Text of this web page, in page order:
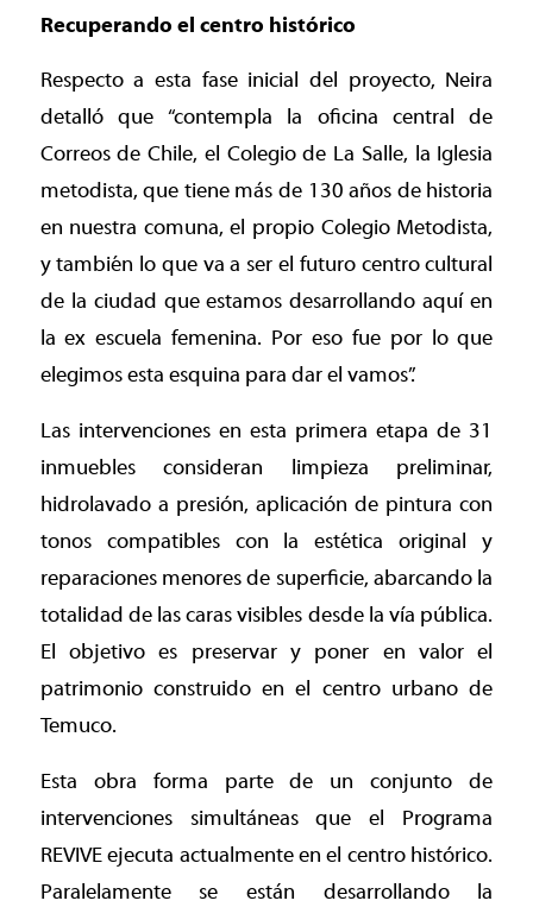
Recuperando el centro histórico
Respecto a esta fase inicial del proyecto, Neira
detalló que “contempla la oficina central de
Correos de Chile, el Colegio de La Salle, la Iglesia
metodista, que tiene más de 130 años de historia
en nuestra comuna, el propio Colegio Metodista,
y también lo que va a ser el futuro centro cultural
de la ciudad que estamos desarrollando aquí en
la ex escuela femenina. Por eso fue por lo que
elegimos esta esquina para dar el vamos”.
Las intervenciones en esta primera etapa de 31
inmuebles consideran limpieza preliminar,
hidrolavado a presión, aplicación de pintura con
tonos compatibles con la estética original y
reparaciones menores de superficie, abarcando la
totalidad de las caras visibles desde la vía pública.
El objetivo es preservar y poner en valor el
patrimonio construido en el centro urbano de
Temuco.
Esta obra forma parte de un conjunto de
intervenciones simultáneas que el Programa
REVIVE ejecuta actualmente en el centro histórico.
Paralelamente se están desarrollando la